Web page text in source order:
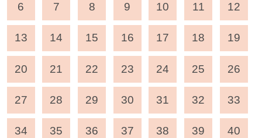
6 7 8 9 10 11 12
13 14 15 16 17 18 19
20 21 22 23 24 25 26
27 28 29 30 31 32 33
34 35 36 37 38 39 40